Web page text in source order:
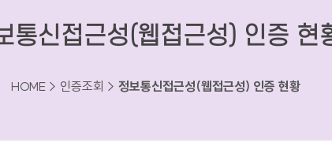
통신접근성(웹접근성) 인증 현
HOME > 인증조회 > 정보통신접근성(웹접근성) 인증 현황